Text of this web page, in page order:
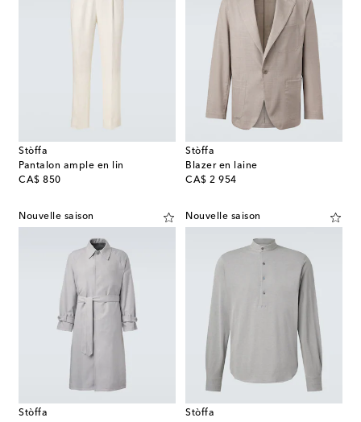
Stòffa
Pantalon ample en lin
CA$ 850
original price
Stòffa
Blazer en laine
CA$ 2 954
original price
Nouvelle saison
Stòffa
Nouvelle saison
Stòffa